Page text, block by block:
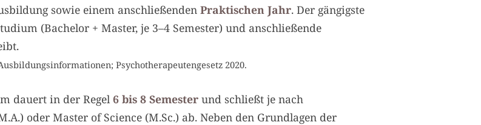
sowie einem anschließenden Praktischen Jahr. Der gängigste
(Bachelor + Master, je 3–4 Semester) und anschließende
Psychotherapeutengesetz 2020.
dauert in der Regel 6 bis 8 Semester und schließt je nach
oder Master of Science (M.Sc.) ab. Neben den Grundlagen der